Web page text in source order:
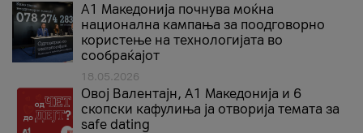
A1 Македонија почнува моќна
национална кампања за поодговорно
користење на технологијата во
сообраќајот
18.05.2026
Овој Валентајн, A1 Македонија и 6
скопски кафулиња ја отворија темата за
safe dating